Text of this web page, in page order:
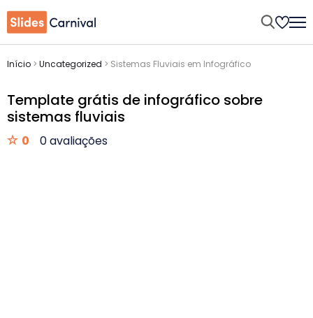
Início > Uncategorized > Sistemas Fluviais em Infográfico
Template grátis de infográfico sobre
sistemas fluviais
0 0 avaliações